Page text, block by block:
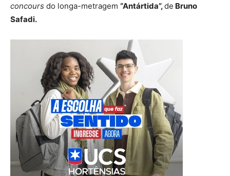
concours do longa-metragem “Antártida”,de Bruno
Safadi.